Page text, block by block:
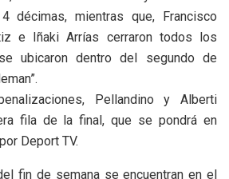
décimas, mientras que, Francisco
e Iñaki Arrías cerraron todos los
ubicaron dentro del segundo de
Pellandino y Alberti
fila de la final, que se pondrá en
Deport TV.
fin de semana se encuentran en el